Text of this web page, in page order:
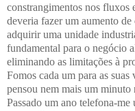
constrangimentos nos fluxos
deveria fazer um aumento
adquirir uma unidade
fundamental para o negócio
eliminando as limitações à
Fomos cada um para as
pensou nem mais um minuto
Passado um ano telefona-